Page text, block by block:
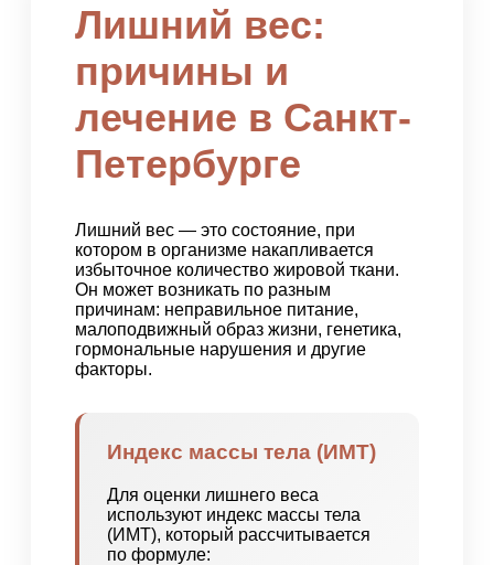
Лишний вес:
причины и
лечение в Санкт-
Петербурге
Лишний вес — это состояние, при
котором в организме накапливается
избыточное количество жировой ткани.
Он может возникать по разным
причинам: неправильное питание,
малоподвижный образ жизни, генетика,
гормональные нарушения и другие
факторы.
Индекс массы тела (ИМТ)
Для оценки лишнего веса
используют индекс массы тела
(ИМТ), который рассчитывается
по формуле: